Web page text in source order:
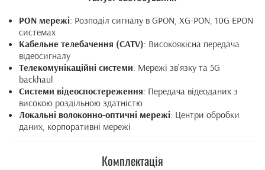
PON мережі: Розподіл сигналу в GPON, XG-PON, 10G EPON
системах
Кабельне телебачення (CATV): Високоякісна передача
відеосигналу
Телекомунікаційні системи: Мережі зв'язку та 5G
backhaul
Системи відеоспостереження: Передача відеоданих з
високою роздільною здатністю
Локальні волоконно-оптичні мережі: Центри обробки
даних, корпоративні мережі
Комплектація